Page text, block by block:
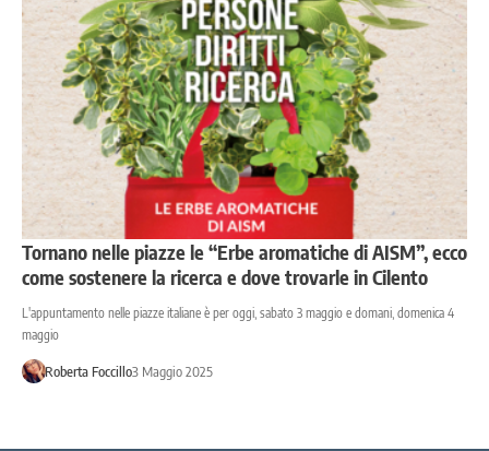
Tornano nelle piazze le “Erbe aromatiche di AISM”, ecco
come sostenere la ricerca e dove trovarle in Cilento
L'appuntamento nelle piazze italiane è per oggi, sabato 3 maggio e domani, domenica 4
maggio
Roberta Foccillo3 Maggio 2025